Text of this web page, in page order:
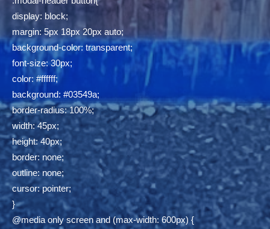
display: block;
margin: 5px 18px 20px auto;
background-color: transparent;
font-size: 30px;
color: #ffffff;
background: #03549a;
border-radius: 100%;
width: 45px;
height: 40px;
border: none;
outline: none;
cursor: pointer;
}
@media only screen and (max-width: 600px) {